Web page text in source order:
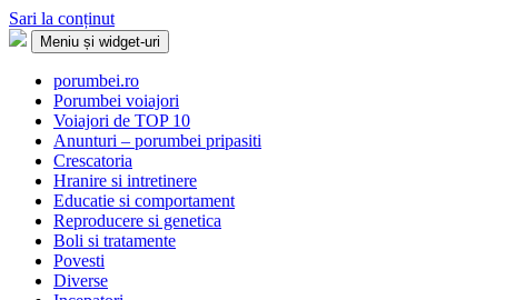
Sari la conținut
Porumbei.ro
Enciclopedia porumbelului
Meniu și widget-uri
porumbei.ro
Porumbei voiajori
Voiajori de TOP 10
Anunturi – porumbei pripasiti
Crescatoria
Hranire si intretinere
Educatie si comportament
Reproducere si genetica
Boli si tratamente
Povesti
Diverse